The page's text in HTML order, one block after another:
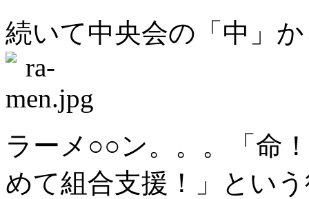
続いて中央会の「中」
ラーメ○○ン。。。「命
めて組合支援！」とい